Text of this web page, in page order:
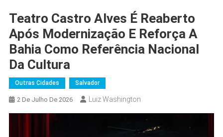
Teatro Castro Alves É Reaberto
Após Modernização E Reforça A
Bahia Como Referência Nacional
Da Cultura
Outras Cidades Salvador
2 De Julho De 2026 Luiz Washington